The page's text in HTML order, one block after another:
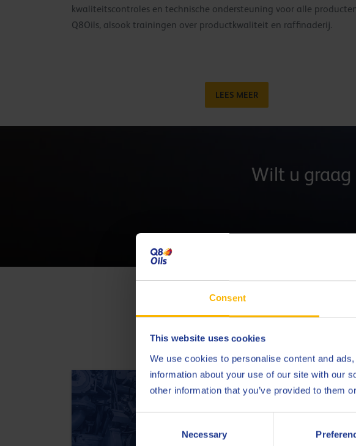
Consent
This website uses cookies
We use cookies to personalise content and
information about your use of our site with our
other information that you’ve provided to them
Necessary
kwaliteitscontroles en technische ondersteuning voor alle
Q8Oils, alsook trainingen over productkwaliteit en raffinaderij.
LEES MEER
Wilt u graag
Nieuwste artikels